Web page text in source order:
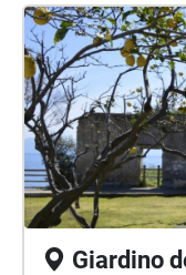
Giardino